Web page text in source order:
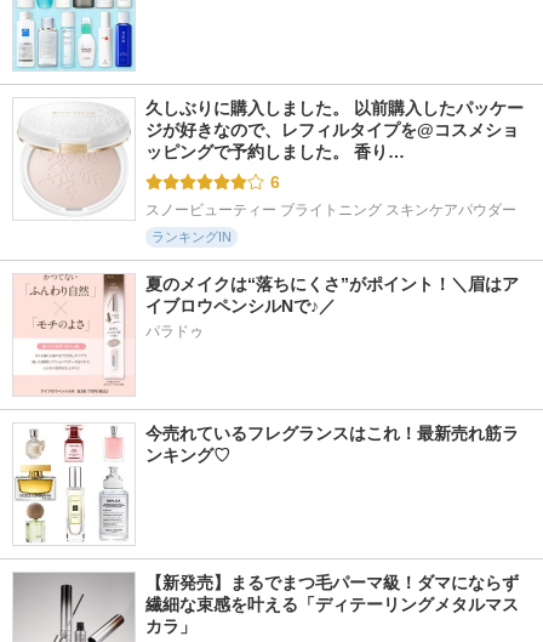
久しぶりに購入しました。 以前購入したパッケー
ジが好きなので、レフィルタイプを@コスメショ
ッピングで予約しました。 香り…
6
スノービューティー ブライトニング スキンケアパウダー
ランキングIN
夏のメイクは“落ちにくさ”がポイント！＼眉はア
イブロウペンシルNで♪／
パラドゥ
今売れているフレグランスはこれ！最新売れ筋ラ
ンキング♡
【新発売】まるでまつ毛パーマ級！ダマにならず
繊細な束感を叶える「ディテーリングメタルマス
カラ」